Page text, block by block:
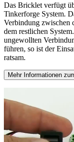
Das Bricklet verfügt
Tinkerforge System.
Verbindung zwischen
dem restlichen
ungewollten
führen, so ist der
ratsam.
Mehr Informationen